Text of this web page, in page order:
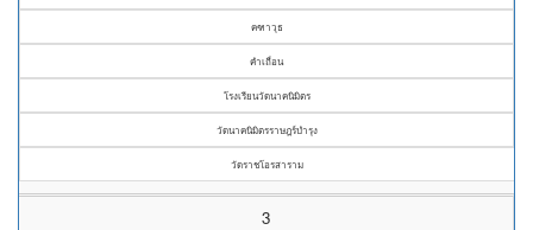
คฑาวุธ
คำเถื่อน
โรงเรียนวัดนาคนิมิตร
วัดนาคนิมิตรราษฎร์บำรุง
วัดราชโอรสาราม
3